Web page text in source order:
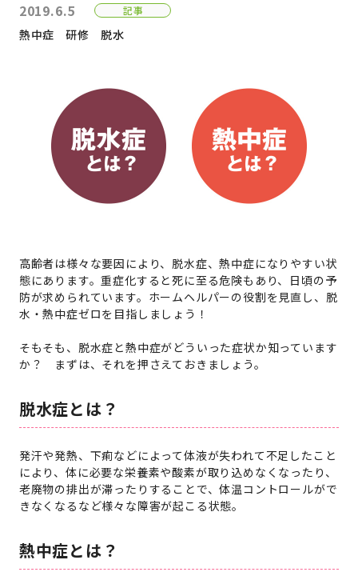
2019.6.5 記事
熱中症 研修 脱水
高齢者は様々な要因により、脱水症、熱中症になりやすい状
態にあります。重症化すると死に至る危険もあり、日頃の予
防が求められています。ホームヘルパーの役割を見直し、脱
水・熱中症ゼロを目指しましょう！
そもそも、脱水症と熱中症がどういった症状か知っています
か？ まずは、それを押さえておきましょう。
脱水症とは？
発汗や発熱、下痢などによって体液が失われて不足したこと
により、体に必要な栄養素や酸素が取り込めなくなったり、
老廃物の排出が滞ったりすることで、体温コントロールがで
きなくなるなど様々な障害が起こる状態。
熱中症とは？